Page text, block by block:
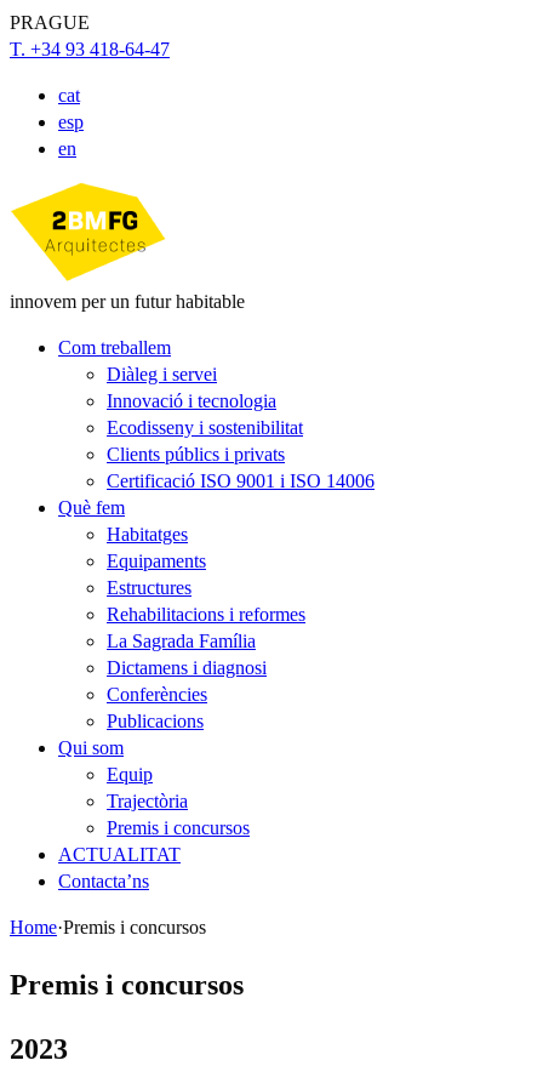
PRAGUE
T. +34 93 418-64-47
cat
esp
en
innovem per un futur habitable
Com treballem
Diàleg i servei
Innovació i tecnologia
Ecodisseny i sostenibilitat
Clients públics i privats
Certificació ISO 9001 i ISO 14006
Què fem
Habitatges
Equipaments
Estructures
Rehabilitacions i reformes
La Sagrada Família
Dictamens i diagnosi
Conferències
Publicacions
Qui som
Equip
Trajectòria
Premis i concursos
ACTUALITAT
Contacta’ns
Home·Premis i concursos
Premis i concursos
2023